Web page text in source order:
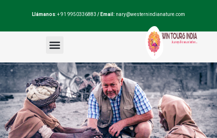
Llámanos: + 91 9950336883 / Email: nary@westernindianature.com